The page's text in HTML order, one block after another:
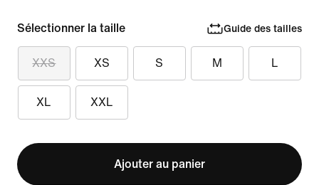
Sélectionner la taille Guide des tailles
XXS XS S M L
XL XXL
Ajouter au panier